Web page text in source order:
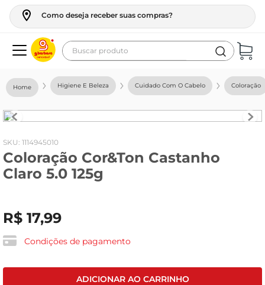
Como deseja receber suas compras?
Buscar produto
Higiene E Beleza Cuidado Com O Cabelo Coloração
: 1114945010
Coloração Cor&Ton Castanho
Claro 5.0 125g
R$ 17,99
Condições de pagamento
ADICIONAR AO CARRINHO
geladeira
fogao
café
cerveja
leite
vinho